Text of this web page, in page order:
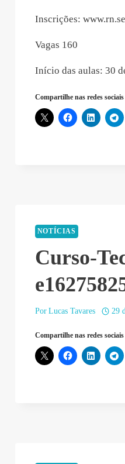
Inscrições:
Vagas 160
Início das aulas: 30
Compartilhe nas redes sociais
NOTÍCIAS
Curso-
Por Lucas Tavares 29
Compartilhe nas redes sociais